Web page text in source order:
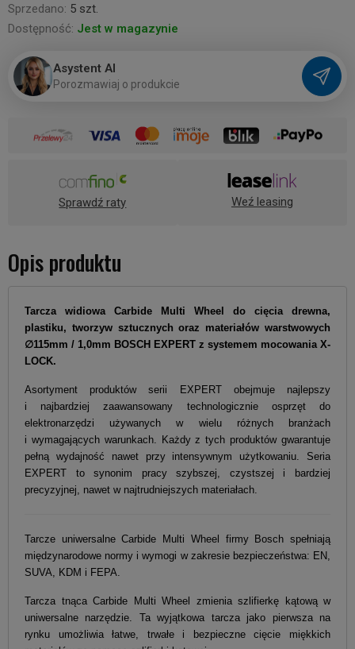
Sprzedano: 5 szt.
Dostępność: Jest w magazynie
Asystent AI
Porozmawiaj o produkcie
Sprawdź raty Weź leasing
Opis produktu
Tarcza widiowa Carbide Multi Wheel do cięcia drewna,
plastiku, tworzyw sztucznych oraz materiałów warstwowych
∅115mm / 1,0mm BOSCH EXPERT z systemem mocowania X-
LOCK.
Asortyment produktów serii EXPERT obejmuje najlepszy
i najbardziej zaawansowany technologicznie osprzęt do
elektronarzędzi używanych w wielu różnych branżach
i wymagających warunkach. Każdy z tych produktów gwarantuje
pełną wydajność nawet przy intensywnym użytkowaniu. Seria
EXPERT to synonim pracy szybszej, czystszej i bardziej
precyzyjnej, nawet w najtrudniejszych materiałach.
Tarcze uniwersalne Carbide Multi Wheel firmy Bosch spełniają
międzynarodowe normy i wymogi w zakresie bezpieczeństwa: EN,
SUVA, KDM i FEPA.
Tarcza tnąca Carbide Multi Wheel zmienia szlifierkę kątową w
uniwersalne narzędzie. Ta wyjątkowa tarcza jako pierwsza na
rynku umożliwia łatwe, trwałe i bezpieczne cięcie miękkich